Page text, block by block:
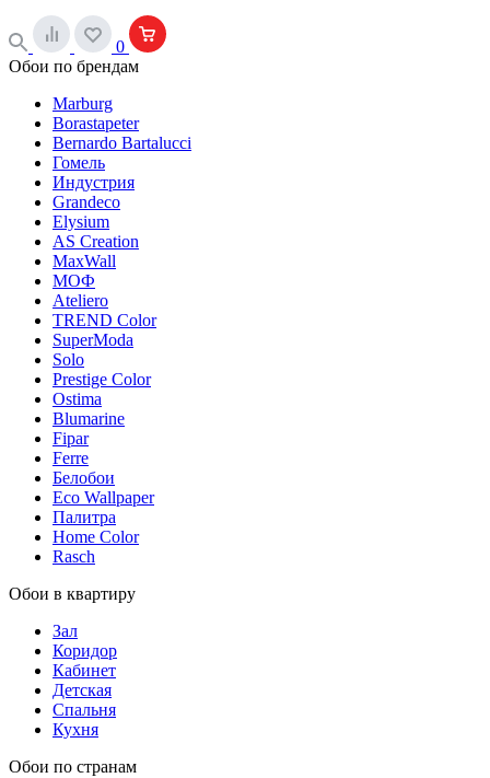
0
Обои по брендам
Marburg
Borastapeter
Bernardo Bartalucci
Гомель
Индустрия
Grandeco
Elysium
AS Creation
MaxWall
МОФ
Ateliero
TREND Color
SuperModa
Solo
Prestige Color
Ostima
Blumarine
Fipar
Ferre
Белобои
Eco Wallpaper
Палитра
Home Color
Rasch
Обои в квартиру
Зал
Коридор
Кабинет
Детская
Спальня
Кухня
Обои по странам